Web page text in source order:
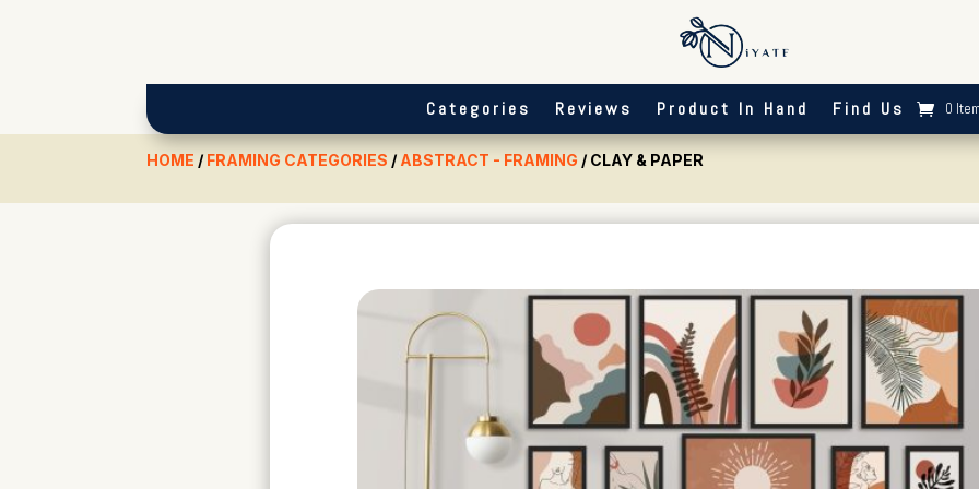
Categories Reviews Product In Hand Find Us 0
HOME /FRAMING CATEGORIES /ABSTRACT - FRAMING / CLAY & PAPER